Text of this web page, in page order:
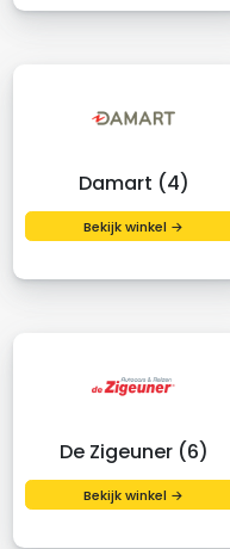
Damart (4)
Bekijk winkel →
De Zigeuner (6)
Bekijk winkel →